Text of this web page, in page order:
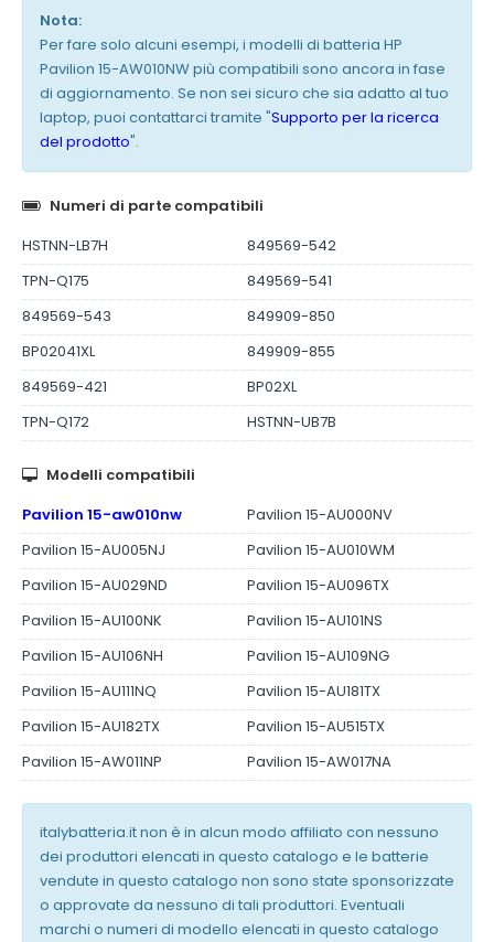
Nota:
Per fare solo alcuni esempi, i modelli di batteria HP
Pavilion 15-AW010NW più compatibili sono ancora in fase
di aggiornamento. Se non sei sicuro che sia adatto al tuo
laptop, puoi contattarci tramite "Supporto per la ricerca
del prodotto".
Numeri di parte compatibili
HSTNN-LB7H
849569-542
TPN-Q175
849569-541
849569-543
849909-850
BP02041XL
849909-855
849569-421
BP02XL
TPN-Q172
HSTNN-UB7B
Modelli compatibili
Pavilion 15-aw010nw
Pavilion 15-AU000NV
Pavilion 15-AU005NJ
Pavilion 15-AU010WM
Pavilion 15-AU029ND
Pavilion 15-AU096TX
Pavilion 15-AU100NK
Pavilion 15-AU101NS
Pavilion 15-AU106NH
Pavilion 15-AU109NG
Pavilion 15-AU111NQ
Pavilion 15-AU181TX
Pavilion 15-AU182TX
Pavilion 15-AU515TX
Pavilion 15-AW011NP
Pavilion 15-AW017NA
italybatteria.it non è in alcun modo affiliato con nessuno
dei produttori elencati in questo catalogo e le batterie
vendute in questo catalogo non sono state sponsorizzate
o approvate da nessuno di tali produttori. Eventuali
marchi o numeri di modello elencati in questo catalogo